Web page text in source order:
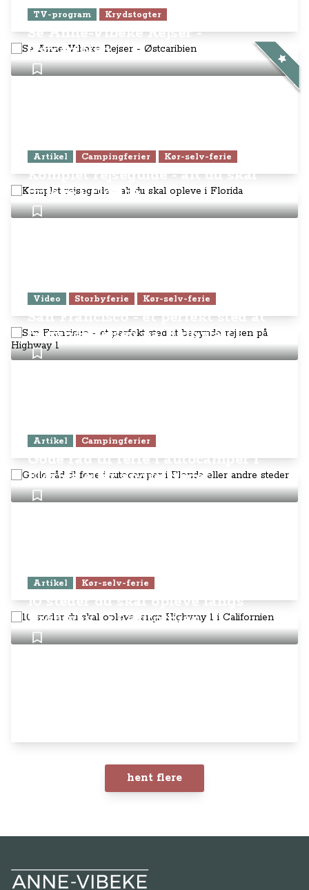
TV-program Krydstogter
Se Anne-Vibeke Rejser -
Østcaribien
Artikel Campingferier Kør-selv-ferie
Komplet rejseguide - alt du skal
opleve i Florida
Video Storbyferie Kør-selv-ferie
San Francisco - et perfekt sted at
begynde rejsen på Highway 1
Artikel Campingferier
Gode råd til ferie i autocamper i
Florida eller andre steder
Artikel Kør-selv-ferie
10 steder du skal opleve langs
Highway 1 i Californien
hent flere